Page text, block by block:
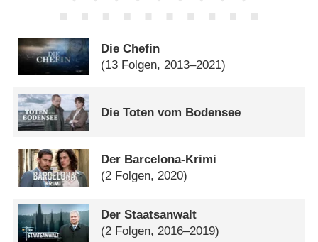
Die Chefin
(13 Folgen, 2013–2021)
Die Toten vom Bodensee
Der Barcelona-Krimi
(2 Folgen, 2020)
Der Staatsanwalt
(2 Folgen, 2016–2019)